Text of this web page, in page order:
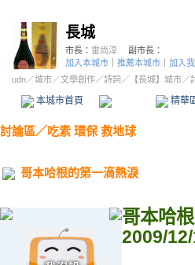
長城
市長： 雷尚淳
副市長：
加入本城市
推薦本城市 加入
udn／城市／文學創作／詩詞 ／ 【長城】城市／
本城市首頁 精華
討論區／吃素 環保 救地球
哥本哈根的第一滴熱淚
哥本哈
2009/